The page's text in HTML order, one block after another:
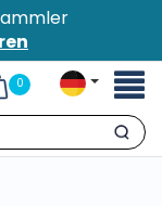
0
Suche